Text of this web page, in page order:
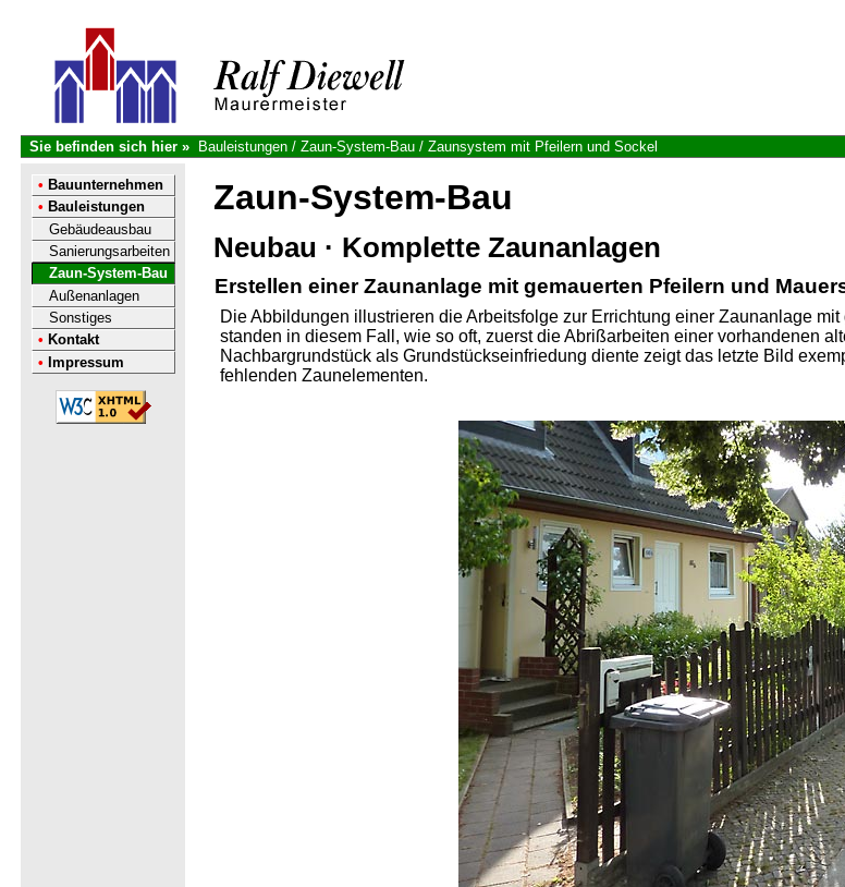
Sie befinden sich hier » Bauleistungen/ Zaun-System-Bau/ Zaunsystem mit Pfeilern und Sockel
• Bauunternehmen
• Bauleistungen
Gebäudeausbau
Sanierungsarbeiten
Zaun-System-Bau
Außenanlagen
Sonstiges
• Kontakt
• Impressum
Zaun-System-Bau
Neubau · Komplette Zaunanlagen
Erstellen einer Zaunanlage mit gemauerten Pfeilern und
Die Abbildungen illustrieren die Arbeitsfolge zur Errichtung einer Zaunanlage
standen in diesem Fall, wie so oft, zuerst die Abrißarbeiten einer vorhandenen
Nachbargrundstück als Grundstückseinfriedung diente zeigt das letzte Bild
fehlenden Zaunelementen.